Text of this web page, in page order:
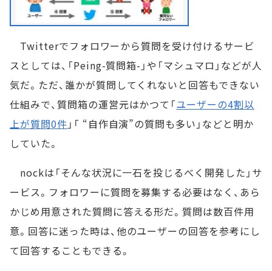
Twitterでフォロワーから質問を受け付けるサービ
スとしては、「Peing-質問箱-」や「マシュマロ」などが人
気だ。ただ、誰かが質問してくれないと回答もできない
仕組みで、質問箱の運営元はかつて「ユーザーの4割以
上が質問0件 」「 “自作自演”の質問も多い」などと明か
していた。
nockは「そんな状況に一石を投じるべく開発した」サ
ービス。フォロワーに質問を募集する必要はなく、あら
かじめ用意された質問に答える形だ。質問は数百件用
意。回答に迷った時は、他のユーザーの回答を参考にし
て回答することもできる。